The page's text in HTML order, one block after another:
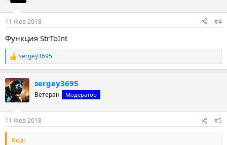
11 Фев 2018 #4
Функция StrToInt
Р
е
к
ц
и
sergey3695
sergey3695
Ветеран Модератор
11 Фев 2018 #5
Код: